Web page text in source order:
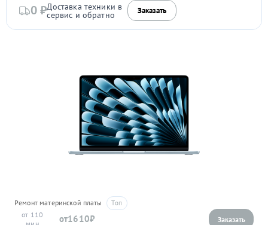
0 ₽Доставка техники в
сервис и обратно Заказать
Ремонт материнской платы
110
1610